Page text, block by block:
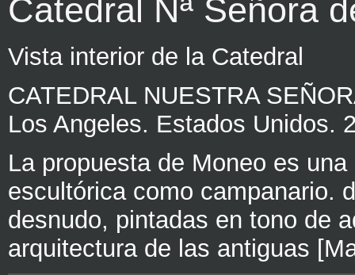
Catedral Nª Señora
Vista interior de la Catedral
CATEDRAL NUESTRA
Los Angeles. Estados Unidos.
La propuesta de Moneo es
escultórica como campanario.
desnudo, pintadas en tono de
arquitectura de las antiguas